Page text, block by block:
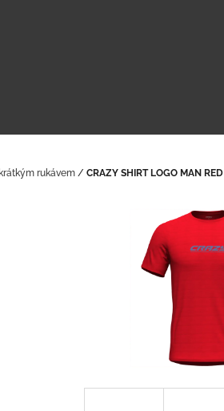
rukávem / CRAZY SHIRT LOGO MAN RED